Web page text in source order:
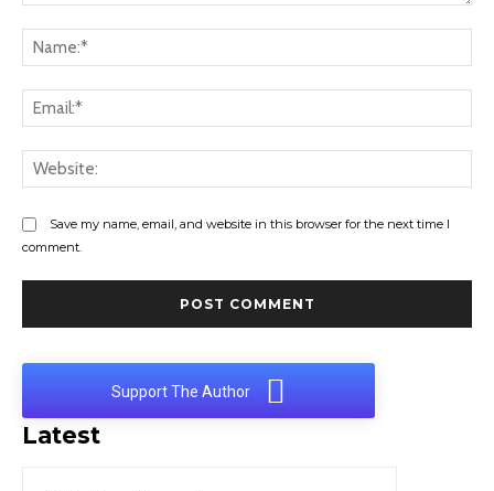
Save my name, email, and website in this browser for the next time I
comment.
Support The Author
Latest